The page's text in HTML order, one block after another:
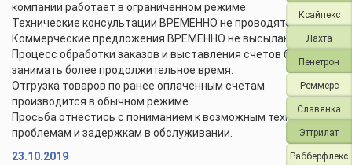
Ксайпекс
Лахта
Пенетрон
Реммерс
Славянка
Эттрилат
Рабберфлекс
компании работает в ограниченном режиме.
Технические консультации ВРЕМЕННО не проводятся.
Коммерческие предложения ВРЕМЕННО не высылаются.
Процесс обработки заказов и выставления счетов будет
занимать более продолжительное время.
Отгрузка товаров по ранее оплаченным счетам
производится в обычном режиме.
Просьба отнестись с пониманием к возможным техническим
проблемам и задержкам в обслуживании.
23.10.2019